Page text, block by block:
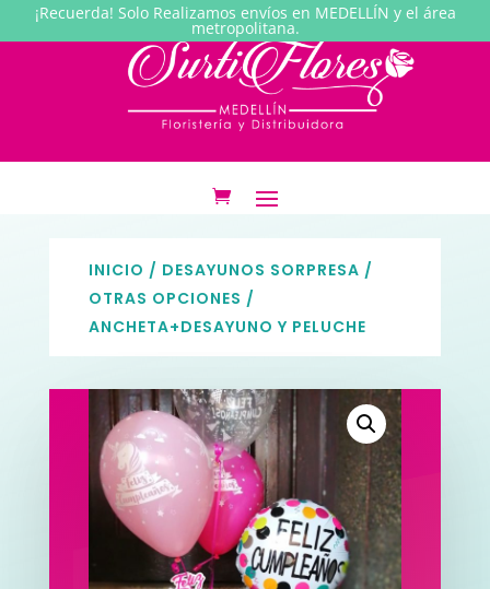
¡Recuerda! Solo Realizamos envíos en MEDELLÍN y el área
metropolitana.
INICIO / DESAYUNOS SORPRESA /
OTRAS OPCIONES /
ANCHETA+DESAYUNO Y PELUCHE